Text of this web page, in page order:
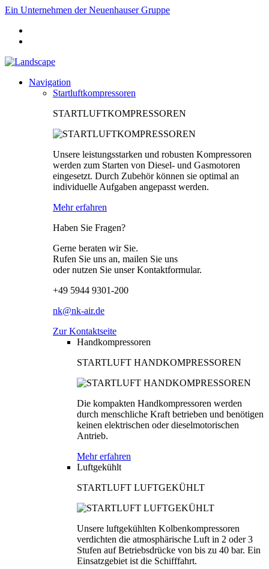
Ein Unternehmen der Neuenhauser Gruppe
Navigation
Startluftkompressoren
STARTLUFTKOMPRESSOREN
Unsere leistungsstarken und robusten Kompressoren
werden zum Starten von Diesel- und Gasmotoren
eingesetzt. Durch Zubehör können sie optimal an
individuelle Aufgaben angepasst werden.
Mehr erfahren
Haben Sie Fragen?
Gerne beraten wir Sie.
Rufen Sie uns an, mailen Sie uns
oder nutzen Sie unser Kontaktformular.
+49 5944 9301-200
nk@nk-air.de
Zur Kontaktseite
Handkompressoren
STARTLUFT HANDKOMPRESSOREN
Die kompakten Handkompressoren werden
durch menschliche Kraft betrieben und benötigen
keinen elektrischen oder dieselmotorischen
Antrieb.
Mehr erfahren
Luftgekühlt
STARTLUFT LUFTGEKÜHLT
Unsere luftgekühlten Kolbenkompressoren
verdichten die atmosphärische Luft in 2 oder 3
Stufen auf Betriebsdrücke von bis zu 40 bar. Ein
Einsatzgebiet ist die Schifffahrt.